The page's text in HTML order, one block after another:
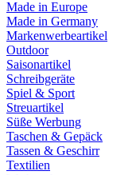
Made in Europe
Made in Germany
Markenwerbeartikel
Outdoor
Saisonartikel
Schreibgeräte
Spiel & Sport
Streuartikel
Süße Werbung
Taschen & Gepäck
Tassen & Geschirr
Textilien